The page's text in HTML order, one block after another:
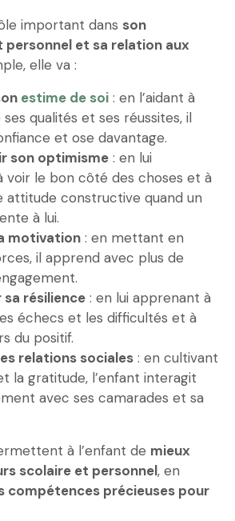
important dans son
personnel et sa relation aux
elle va :
estime de soi : en l’aidant à
qualités et ses réussites, il
et ose davantage.
son optimisme : en lui
voir le bon côté des choses et à
attitude constructive quand un
à lui.
motivation : en mettant en
il apprend avec plus de
résilience : en lui apprenant à
échecs et les difficultés et à
du positif.
relations sociales : en cultivant
la gratitude, l’enfant interagit
avec ses camarades et sa
à l’enfant de mieux
scolaire et personnel, en
compétences précieuses pour